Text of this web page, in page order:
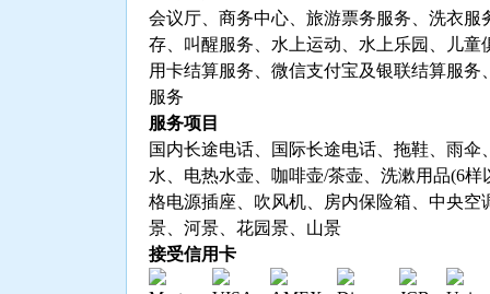
会议厅、商务中心、旅游票务服务、洗衣服
存、叫醒服务、水上运动、水上乐园、儿童
用卡结算服务、微信支付宝及银联结算服务
服务
服务项目
国内长途电话、国际长途电话、拖鞋、雨伞
水、电热水壶、咖啡壶/茶壶、洗漱用品(6样
格电源插座、吹风机、房内保险箱、中央空
景、河景、花园景、山景
接受信用卡